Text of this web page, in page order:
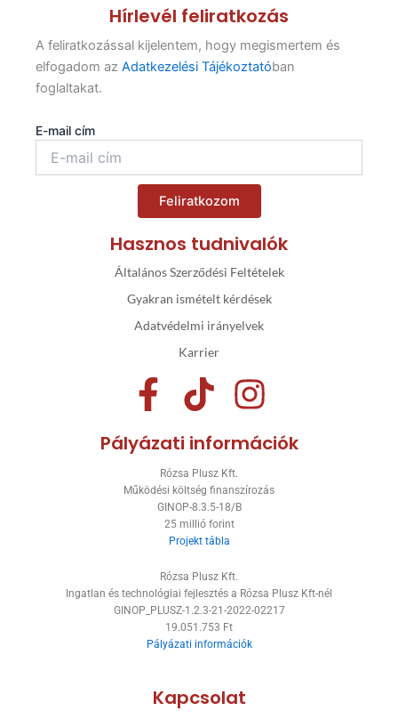
Hírlevél feliratkozás
A feliratkozással kijelentem, hogy megismertem és
elfogadom az Adatkezelési Tájékoztatóban
foglaltakat.
E-mail cím
Feliratkozom
Hasznos tudnivalók
Általános Szerződési Feltételek
Gyakran ismételt kérdések
Adatvédelmi irányelvek
Karrier
F
a
c
e
b
o
k
-
f
T
i
k
t
o
k
I
n
s
t
r
a
m
Pályázati információk
Rózsa Plusz Kft.
Működési költség finanszírozás
GINOP-8.3.5-18/B
25 millió forint
Projekt tábla
Rózsa Plusz Kft.
Ingatlan és technológiai fejlesztés a Rózsa Plusz Kft-nél
GINOP_PLUSZ-1.2.3-21-2022-02217
19.051.753 Ft
Pályázati információk
Kapcsolat